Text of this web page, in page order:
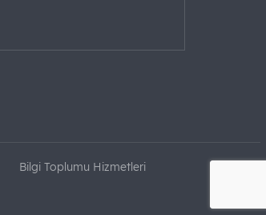
Bilgi Toplumu Hizmetleri